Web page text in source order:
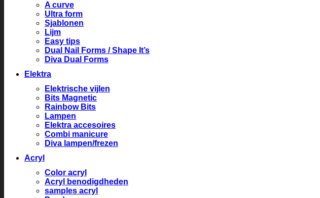
A curve
Ultra form
Sjablonen
Lijm
Easy tips
Dual Nail Forms / Shape It’s
Diva Dual Forms
Elektra
Elektrische vijlen
Bits Magnetic
Rainbow Bits
Lampen
Elektra accesoires
Combi manicure
Diva lampen/frezen
Acryl
Color acryl
Acryl benodigdheden
samples acryl